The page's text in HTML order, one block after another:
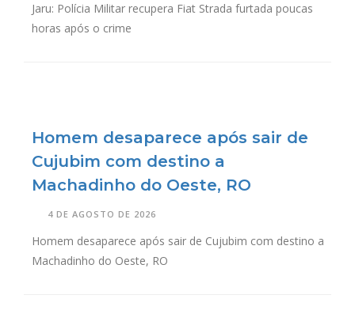
Jaru: Polícia Militar recupera Fiat Strada furtada poucas
horas após o crime
Homem desaparece após sair de
Cujubim com destino a
Machadinho do Oeste, RO
4 DE AGOSTO DE 2026
Homem desaparece após sair de Cujubim com destino a
Machadinho do Oeste, RO